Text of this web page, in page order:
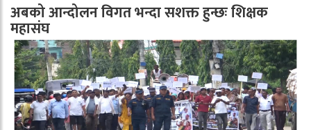
अबको आन्दोलन विगत भन्दा सशक्त हुन्छः शिक्षक
महासंघ